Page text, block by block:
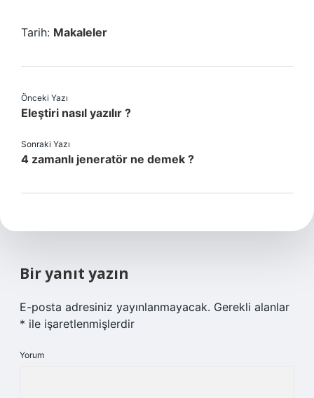
Tarih: Makaleler
Önceki Yazı
Eleştiri nasıl yazılır ?
Sonraki Yazı
4 zamanlı jeneratör ne demek ?
Bir yanıt yazın
E-posta adresiniz yayınlanmayacak. Gerekli alanlar
* ile işaretlenmişlerdir
Yorum